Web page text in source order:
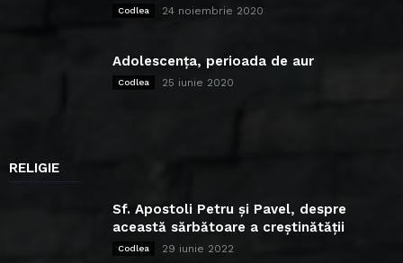
Codlea 24 noiembrie 2020
Adolescența, perioada de aur
Codlea 25 iunie 2020
RELIGIE
Sf. Apostoli Petru și Pavel, despre
această sărbătoare a creștinătății
Codlea 29 iunie 2022